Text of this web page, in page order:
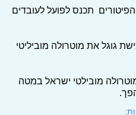
תכנס לפועל לעובדים
גוגל את מוטרולה מוביליטי
מובילטי ישראל במטה